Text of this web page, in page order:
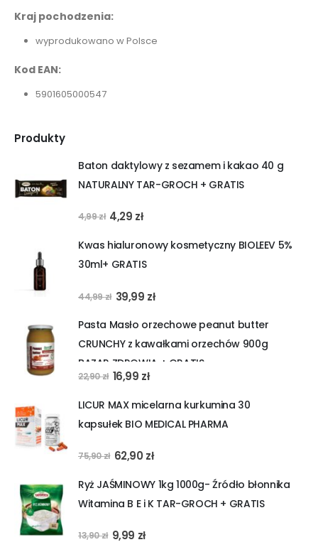
Kraj pochodzenia:
wyprodukowano w Polsce
Kod EAN:
5901605000547
Produkty
Baton daktylowy z sezamem i kakao 40 g
NATURALNY TAR-GROCH + GRATIS
4,99zł Pierwotna
wynosiła:
4,99 zł.
4,29 złAktualna
wynosi:
4,29 zł.
Kwas hialuronowy kosmetyczny BIOLEEV 5%
30ml+ GRATIS
44,99zł Pierwotna
wynosiła:
44,99 zł.
39,99 złAktualna
wynosi:
39,99 zł.
Pasta Masło orzechowe peanut butter
CRUNCHY z kawałkami orzechów 900g
BAZAR ZDROWIA + GRATIS
22,90zł Pierwotna
wynosiła:
22,90 zł.
16,99 złAktualna
wynosi:
16,99 zł.
LICUR MAX micelarna kurkumina 30
kapsułek BIO MEDICAL PHARMA
75,90zł Pierwotna
wynosiła:
75,90 zł.
62,90 złAktualna
wynosi:
62,90 zł.
Ryż JAŚMINOWY 1kg 1000g- Źródło błonnika
Witamina B E i K TAR-GROCH + GRATIS
13,90zł Pierwotna
9,99 złAktualna